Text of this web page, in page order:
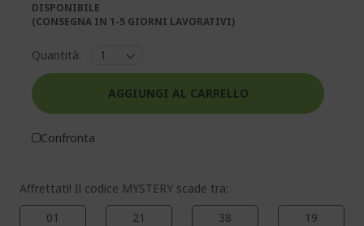
Affrettati! Il codice MYSTERY scade tra:
01
21 38 19
DISPONIBILE
(CONSEGNA IN 1-5 GIORNI LAVORATIVI)
Quantità:
AGGIUNGI AL CARRELLO
Confronta